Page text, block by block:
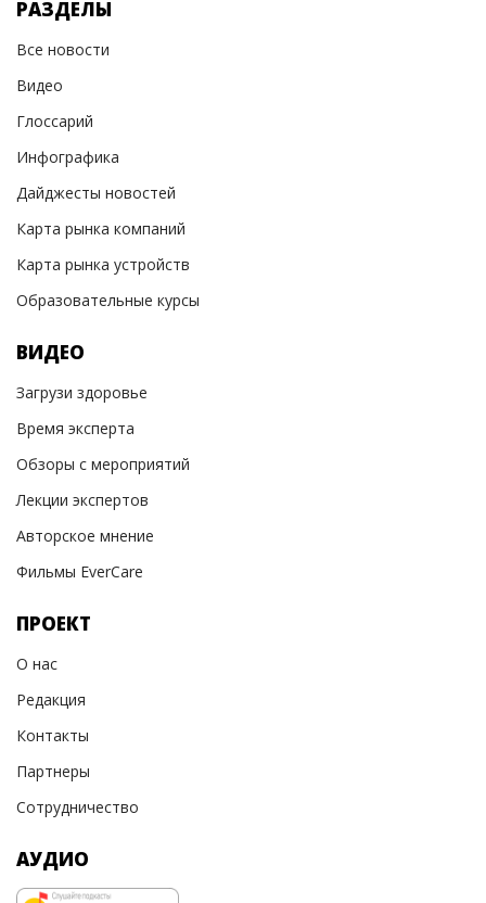
РАЗДЕЛЫ
Все новости
Видео
Глоссарий
Инфографика
Дайджесты новостей
Карта рынка компаний
Карта рынка устройств
Образовательные курсы
ВИДЕО
Загрузи здоровье
Время эксперта
Обзоры с мероприятий
Лекции экспертов
Авторское мнение
Фильмы EverCare
ПРОЕКТ
О нас
Редакция
Контакты
Партнеры
Сотрудничество
АУДИО